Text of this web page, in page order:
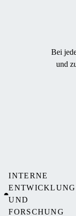
Bei
und
INTERNE
ENTWICKLUNG
UND
FORSCHUNG